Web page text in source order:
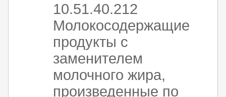
10.51.40.212
Молокосодержащие
продукты с
заменителем
молочного жира,
произведенные по